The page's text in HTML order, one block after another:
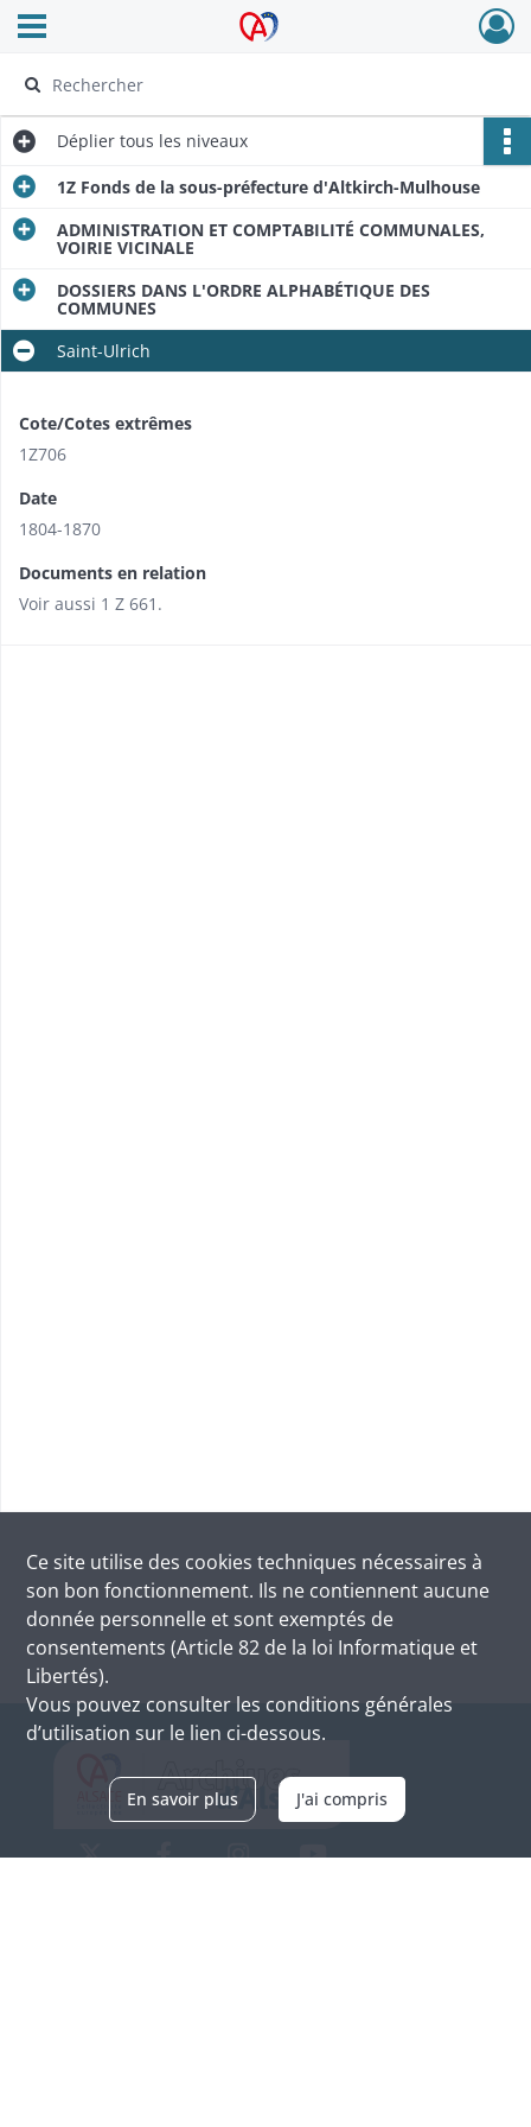
Archives Alsace - Colmar
Ouvrir le menu déroulant
Déplier tous les niveaux
1Z Fonds de la sous-préfecture d'Altkirch-Mulhouse
ADMINISTRATION ET COMPTABILITÉ COMMUNALES,
VOIRIE VICINALE
DOSSIERS DANS L'ORDRE ALPHABÉTIQUE DES
COMMUNES
Saint-Ulrich
Cote/Cotes extrêmes
1Z706
Date
1804-1870
Documents en relation
Voir aussi 1 Z 661.
Ce site utilise des cookies techniques nécessaires à
son bon fonctionnement. Ils ne contiennent aucune
donnée personnelle et sont exemptés de
consentements (Article 82 de la loi Informatique et
Libertés).
Vous pouvez consulter les conditions générales
d’utilisation sur le lien ci-dessous.
En savoir plus J'ai compris